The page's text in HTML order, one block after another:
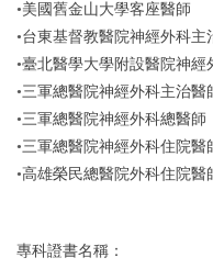
•美國舊金山大學客座醫師
•台東基督教醫院神經外科主
•臺北醫學大學附設醫院神經
•三軍總醫院神經外科主治醫
•三軍總醫院神經外科總醫師
•三軍總醫院神經外科住院醫
•高雄榮民總醫院外科住院醫
專科證書名稱：